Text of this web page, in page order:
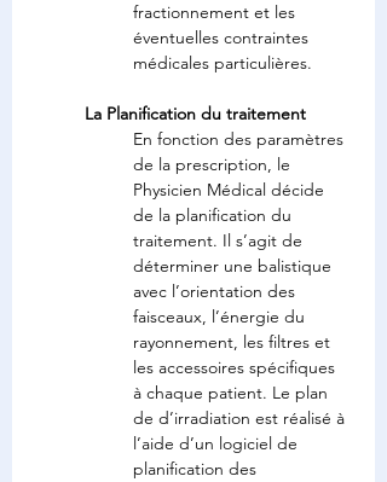
fractionnement et les
éventuelles contraintes
médicales particulières.
La Planification du traitement
En fonction des paramètres
de la prescription, le
Physicien Médical décide
de la planification du
traitement. Il s’agit de
déterminer une balistique
avec l’orientation des
faisceaux, l’énergie du
rayonnement, les filtres et
les accessoires spécifiques
à chaque patient. Le plan
de d’irradiation est réalisé à
l’aide d’un logiciel de
planification des